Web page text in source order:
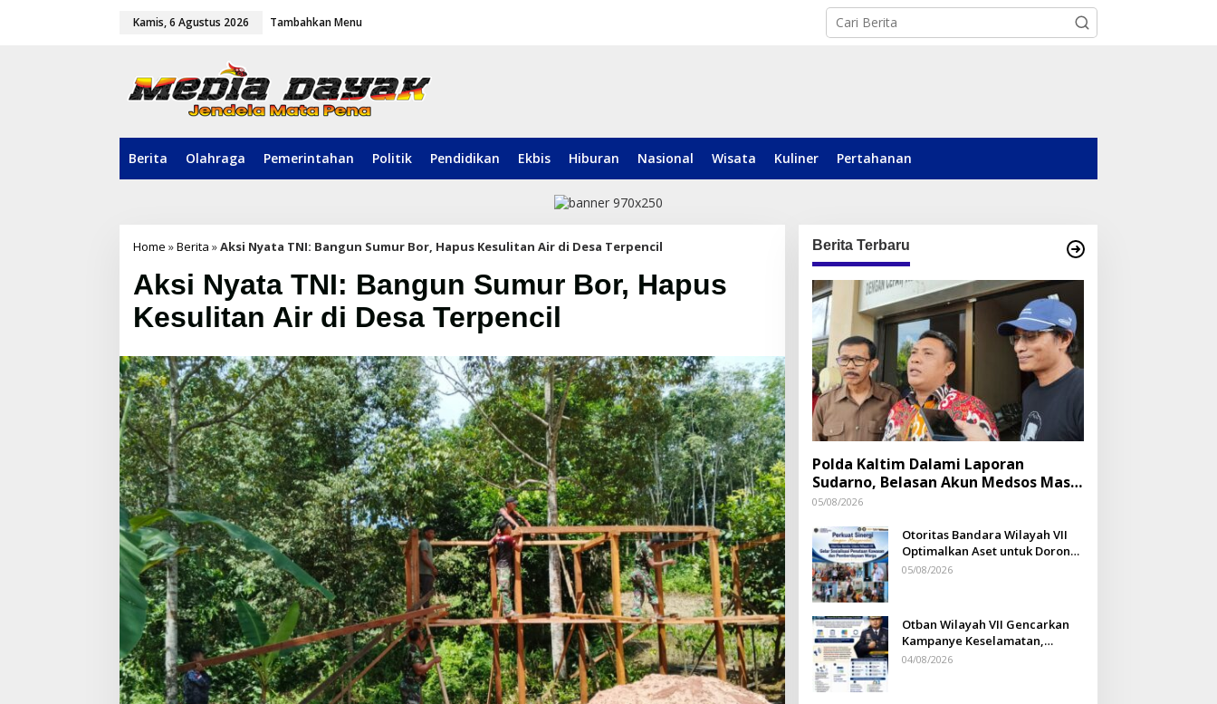
Kamis, 6 Agustus 2026 Tambahkan Menu
Berita Olahraga Pemerintahan Politik Pendidikan Ekbis Hiburan Nasional Wisata Kuliner Pertahanan
Home »Berita »Aksi Nyata TNI: Bangun Sumur Bor, Hapus Kesulitan Air di Desa Terpencil
Aksi Nyata TNI: Bangun Sumur Bor, Hapus
Kesulitan Air di Desa Terpencil
Berita Terbaru
Polda Kaltim Dalami Laporan
Sudarno, Belasan Akun Medsos Masih
Tahap Penyelidikan
05/08/2026
Otoritas Bandara Wilayah VII
Optimalkan Aset untuk Dorong
Ekonomi Warga Sepinggan
05/08/2026
Otban Wilayah VII Gencarkan
Kampanye Keselamatan,
Ferdinan Nurdin: Budaya
04/08/2026